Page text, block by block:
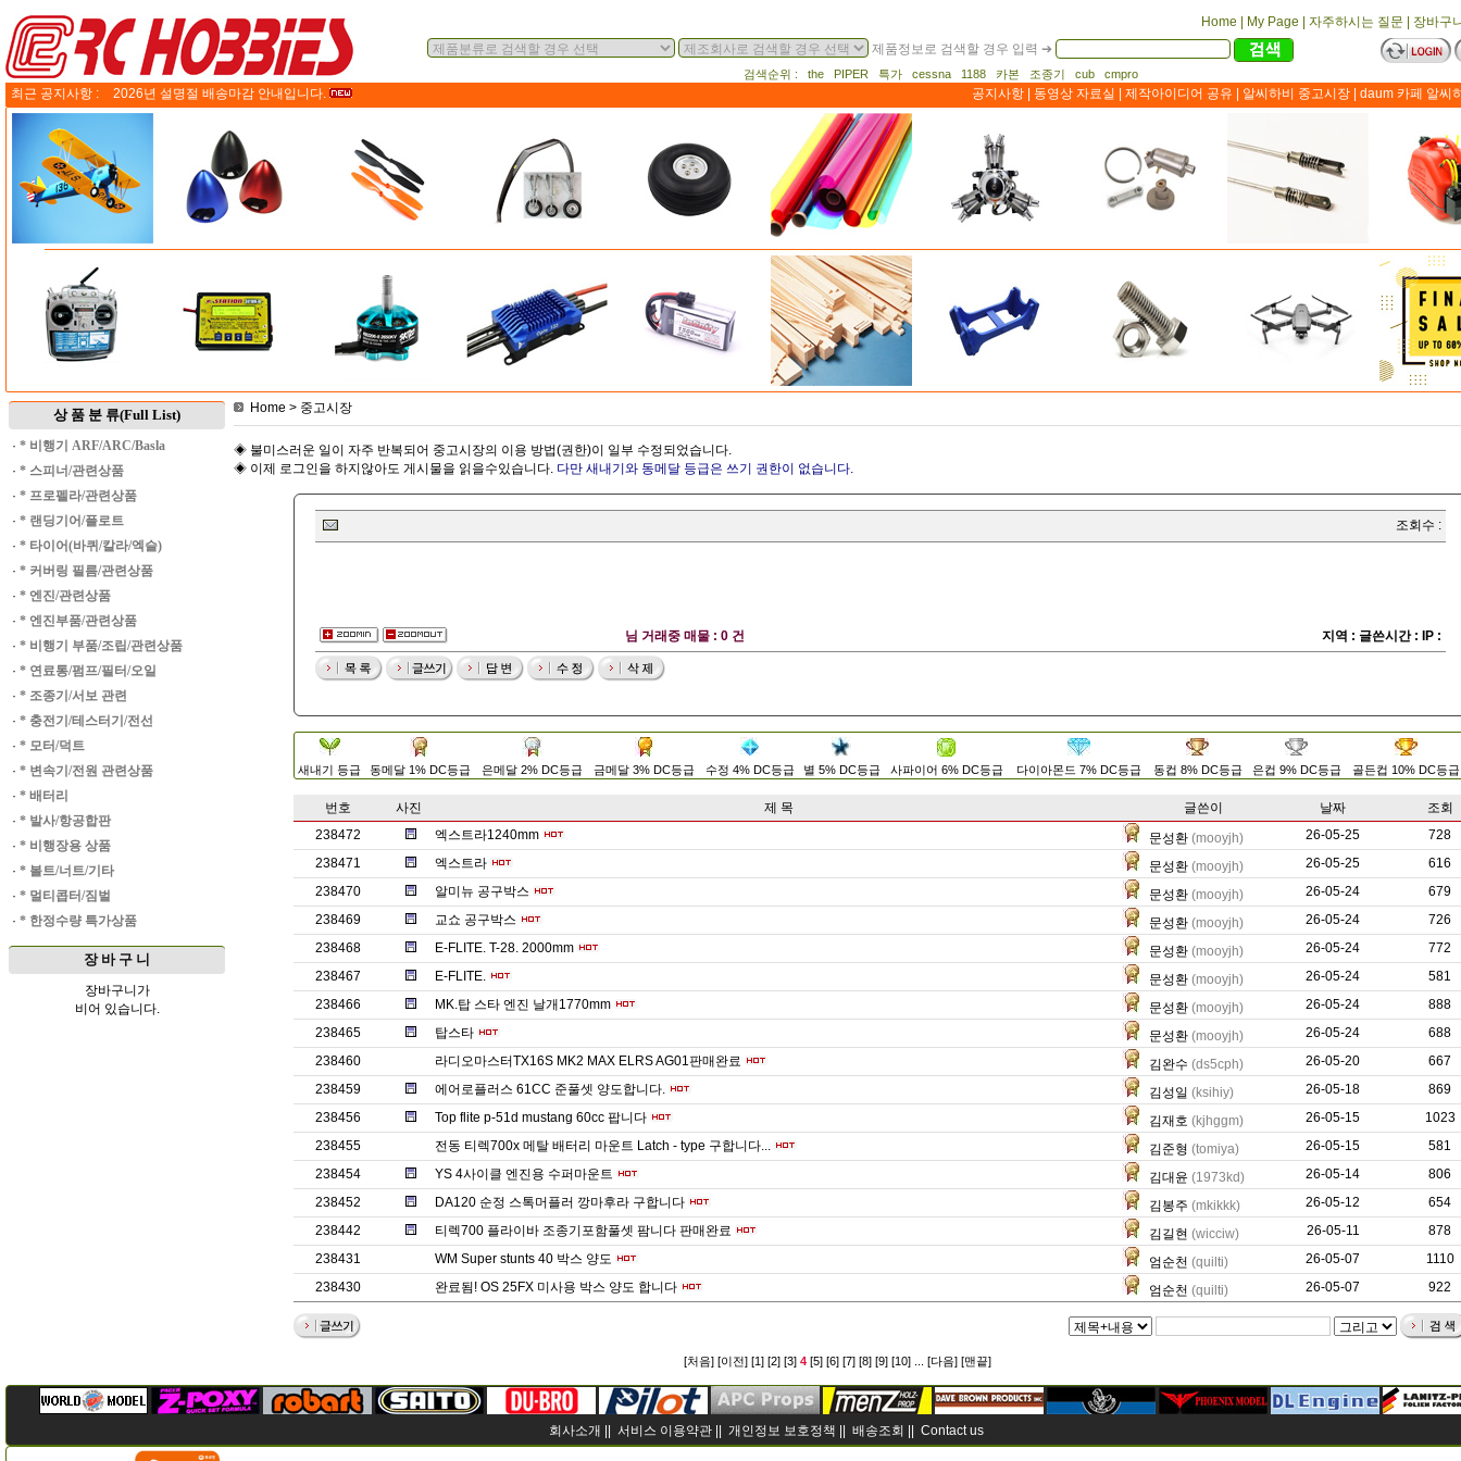
Home My Page 자주하시는 질문
장바구
제품정보로 검색할 경우 입력 ➔
검색순위 : the PIPER 특가 cessna 1188 카본 조종기 cub cmpro
최근 공지사항 : 2026년 설명절 배송마감 안내입니다. 공지사항 동영상 자료실 제작아이디어 공유 알씨하비 중고시장 daum 카페 알씨
상 품 분 류(Full List)
· * 비행기 ARF/ARC/Basla
· * 스피너/관련상품
· * 프로펠라/관련상품
· * 랜딩기어/플로트
· * 타이어(바퀴/칼라/엑슬)
· * 커버링 필름/관련상품
· * 엔진/관련상품
· * 엔진부품/관련상품
· * 비행기 부품/조립/관련상품
· * 연료통/펌프/필터/오일
· * 조종기/서보 관련
· * 충전기/테스터기/전선
· * 모터/덕트
· * 변속기/전원 관련상품
· * 배터리
· * 발사/항공합판
· * 비행장용 상품
· * 볼트/너트/기타
· * 멀티콥터/짐벌
· * 한정수량 특가상품
장 바 구 니
장바구니가
비어 있습니다.
Home > 중고시장
◈ 불미스러운 일이 자주 반복되어 중고시장의 이용 방법(권한)이 일부 수정되었습니다.
◈ 이제 로그인을 하지않아도 게시물을 읽을수있습니다. 다만 새내기와 동메달 등급은 쓰기 권한이 없습니다.
조회수 :
님 거래중 매물 : 0 건 지역 : 글쓴시간 : IP :
새내기 등급 동메달 1% DC등급 은메달 2% DC등급 금메달 3% DC등급 수정 4% DC등급 별 5% DC등급 사파이어 6% DC등급 다이아몬드 7% DC등급 동컵 8% DC등급 은컵 9% DC등급 골든컵 10% DC등급
번호 사진 제 목 글쓴이 날짜
조회
238472
엑스트라1240mm 문성환 (mooyjh) 26-05-25
728
238471
엑스트라 문성환 (mooyjh) 26-05-25
616
238470
알미뉴 공구박스 문성환 (mooyjh) 26-05-24
679
238469
교쇼 공구박스 문성환 (mooyjh) 26-05-24
726
238468
E-FLITE. T-28. 2000mm 문성환 (mooyjh) 26-05-24
772
238467
E-FLITE. 문성환 (mooyjh) 26-05-24
581
238466
MK.탑 스타 엔진 날개1770mm 문성환 (mooyjh) 26-05-24
888
238465
탑스타 문성환 (mooyjh) 26-05-24
688
238460
라디오마스터TX16S MK2 MAX ELRS AG01판매완료 김완수 (ds5cph) 26-05-20
667
238459
에어로플러스 61CC 준풀셋 양도합니다. 김성일 (ksihiy) 26-05-18
869
238456
Top flite p-51d mustang 60cc 팝니다 김재호 (kjhggm) 26-05-15
1023
238455
전동 티렉700x 메탈 배터리 마운트 Latch - type 구합니다... 김준형 (tomiya) 26-05-15
581
238454
YS 4사이클 엔진용 수퍼마운트 김대윤 (1973kd) 26-05-14
806
238452
DA120 순정 스톡머플러 깡마후라 구합니다 김봉주 (mkikkk) 26-05-12
654
238442
티렉700 플라이바 조종기포함풀셋 팜니다 판매완료 김길현 (wicciw) 26-05-11
878
238431
WM Super stunts 40 박스 양도 엄순천 (quilti) 26-05-07
1110
238430
완료됨! OS 25FX 미사용 박스 양도 합니다 엄순천 (quilti) 26-05-07 922
[처음] [이전] [1] [2] [3] 4 [5] [6] [7] [8] [9] [10] [다음] [맨끝]
회사소개 || 서비스 이용약관 || 개인정보 보호정책 || 배송조회 || Contact us